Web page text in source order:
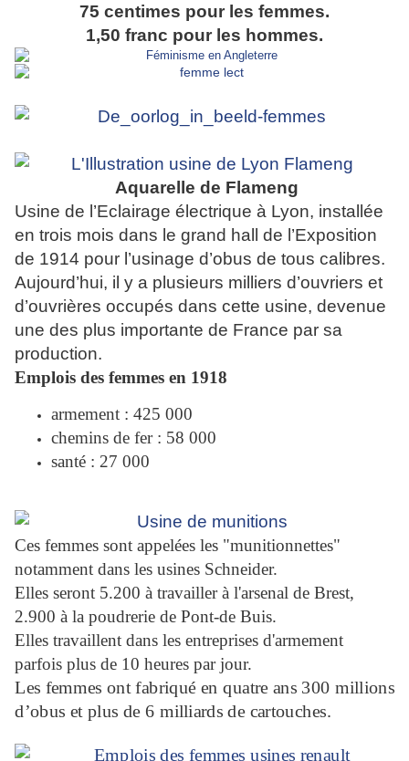
75 centimes pour les femmes.
1,50 franc pour les hommes.
Aquarelle de Flameng
Usine de l’Eclairage électrique à Lyon, installée
en trois mois dans le grand hall de l’Exposition
de 1914 pour l’usinage d’obus de tous calibres.
Aujourd’hui, il y a plusieurs milliers d’ouvriers et
d’ouvrières occupés dans cette usine, devenue
une des plus importante de France par sa
production.
Emplois des femmes en 1918
armement : 425 000
chemins de fer : 58 000
santé : 27 000
Ces femmes sont appelées les "munitionnettes"
notamment dans les usines Schneider.
Elles seront 5.200 à travailler à l'arsenal de Brest,
2.900 à la poudrerie de Pont-de Buis.
Elles travaillent dans les entreprises d'armement
parfois plus de 10 heures par jour.
Les femmes ont fabriqué en quatre ans 300 millions
d’obus et plus de 6 milliards de cartouches.